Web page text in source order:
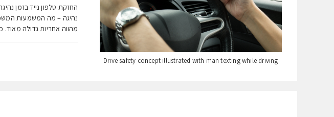
Drive safety concept illustrated with man texting while driving
החזקת טלפון נייד בזמן
נהיגה – מה המשמעות
מהווה אחריות גדולה מאוד.